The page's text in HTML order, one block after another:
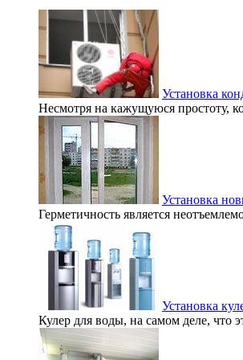
Установка
Несмотря на кажущуюся простоту,
Установка
Герметичность является
Установка
Кулер для воды, на самом деле, что